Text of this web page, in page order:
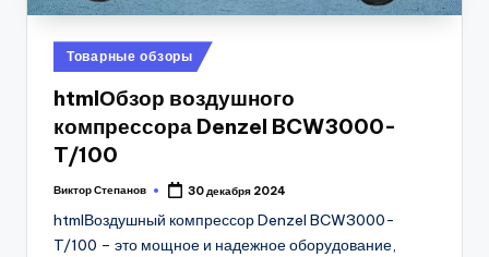
Posted
in
Товарные обзоры
htmlОбзор воздушного
компрессора Denzel BCW3000-
T/100
Posted
Виктор Степанов 30 декабря 2024
htmlВоздушный компрессор Denzel BCW3000-
T/100 – это мощное и надежное оборудование,